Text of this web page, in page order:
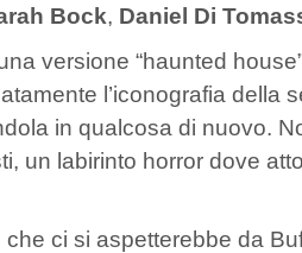
Bock, Daniel Di
versione “haunted
l’iconografia della
in qualcosa di nuovo.
un labirinto horror dove
ci si aspetterebbe da